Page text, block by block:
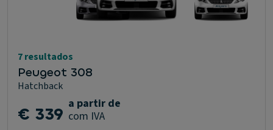
7 resultados
Peugeot 308
Hatchback
€ 339 a partir de
com IVA